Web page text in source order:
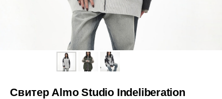
Свитер Almo Studio Indeliberation